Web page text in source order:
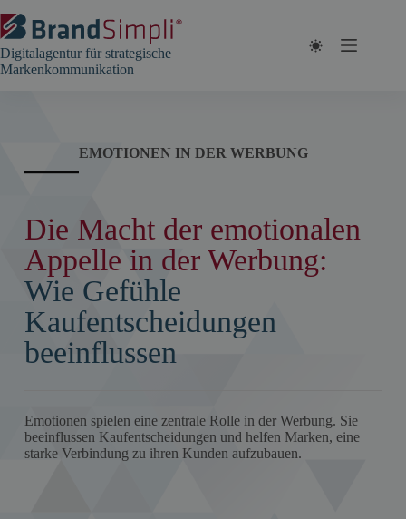
Inhalt
springen
Digitalagentur für strategische
Markenkommunikation
EMOTIONEN IN DER WERBUNG
Die Macht der emotionalen
Appelle in der Werbung:
Wie Gefühle
Kaufentscheidungen
beeinflussen
Emotionen spielen eine zentrale Rolle in der Werbung. Sie
beeinflussen Kaufentscheidungen und helfen Marken, eine
starke Verbindung zu ihren Kunden aufzubauen.